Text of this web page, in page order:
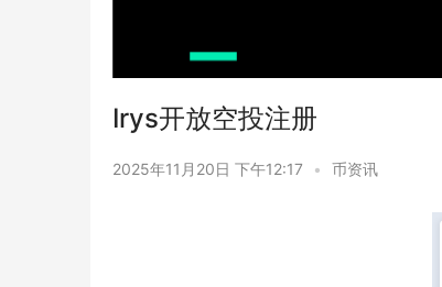
Irys开放空投注册
2025年11月20日 下午12:17 • 币资讯